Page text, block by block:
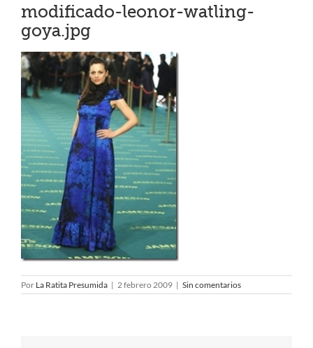
modificado-leonor-watling-
goya.jpg
Por La Ratita Presumida | 2 febrero 2009 | Sin comentarios